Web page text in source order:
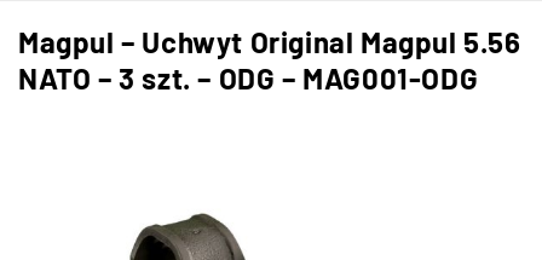
Magpul – Uchwyt Original Magpul 5.56
NATO – 3 szt. – ODG – MAG001-ODG